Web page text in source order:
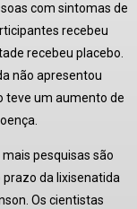
com sintomas de
recebeu
recebeu placebo.
não apresentou
teve um aumento de
pesquisas são
da lixisenatida
Os cientistas